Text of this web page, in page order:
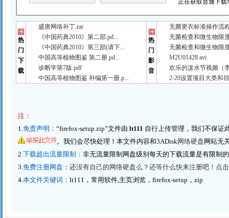
正在获取普通下载
热
门
下
载
盛唐网络补丁.rar
《中国药典2010》第二部.pd...
《中国药典2010》第三部(请下...
中国高等植物图鉴 第二册.pd...
诊断学第7版.pdf
中国高等植物图鉴 补编第一册.p...
热
门
影
音
无菌更衣标准操作流
无菌检查和微生物限
无菌检查和微生物限
M2U01428.avi
欢乐的泼水节视频（
2-20设置项目大类和
注：
1.免责声明：“firefox-setup.zip”文件由lt111 自行上传管理，我们不保证
。我们会尽快处理！本文件内容和3ADisk网络硬盘 网站无
2.下载超出流量限制：非无流量限制网盘级别每天的下载流量是有限制
3.免费注册网盘：还没有自己的网络硬盘么？还等什么快来注册吧！点
4.本文件关键词：lt111，常用软件,主页浏览，firefox-setup，zip